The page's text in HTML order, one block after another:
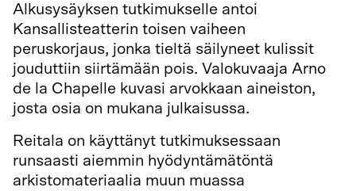
Alkusysäyksen tutkimukselle antoi
Kansallisteatterin toisen vaiheen
peruskorjaus, jonka tieltä säilyneet kulissit
jouduttiin siirtämään pois. Valokuvaaja Arno
de la Chapelle kuvasi arvokkaan aineiston,
josta osia on mukana julkaisussa.
Reitala on käyttänyt tutkimuksessaan
runsaasti aiemmin hyödyntämätöntä
arkistomateriaalia muun muassa